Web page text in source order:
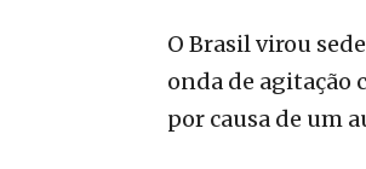
O Brasil virou
onda de
por causa de um